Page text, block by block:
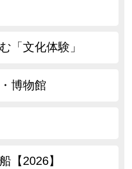
「文化体験」
博物館
【2026】